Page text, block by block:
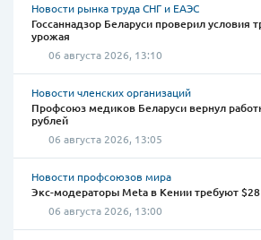
Новости рынка труда СНГ и ЕАЭС
Госсаннадзор Беларуси проверил условия
урожая
06 августа 2026, 13:10
Новости членских организаций
Профсоюз медиков Беларуси вернул
рублей
06 августа 2026, 13:05
Новости профсоюзов мира
Экс-модераторы Meta в Кении требуют
06 августа 2026, 13:00